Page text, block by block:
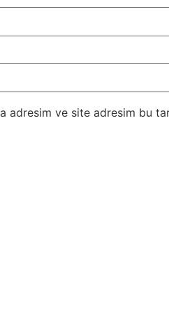
adresim ve site adresim bu